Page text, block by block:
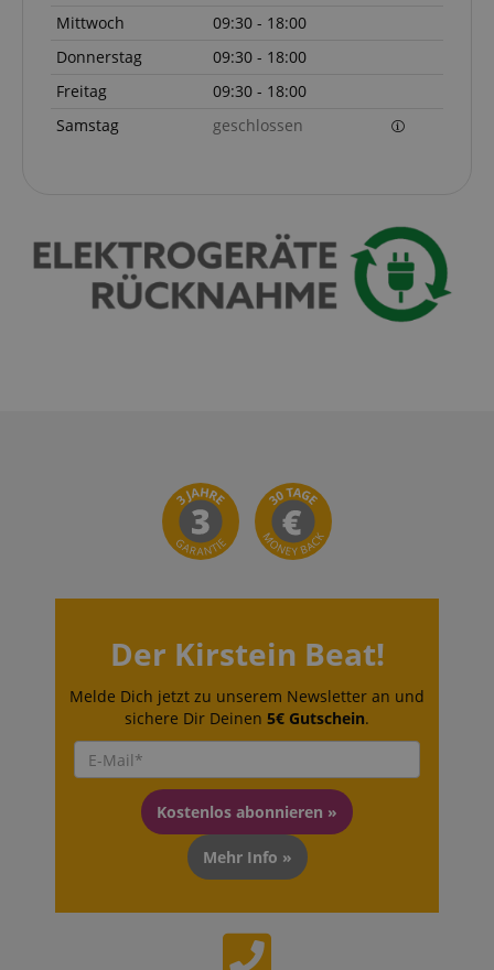
Mittwoch
09:30 - 18:00
Donnerstag
09:30 - 18:00
Freitag
09:30 - 18:00
Samstag
geschlossen
Der Kirstein Beat!
Melde Dich jetzt zu unserem Newsletter an und
sichere Dir Deinen 5€ Gutschein.
Kostenlos abonnieren »
Mehr Info »
Cookie
Anbieter /
Laufzeit
zoovu-
www.kirstein.at
1
user (what
answers were
clicked, on
which page
he was the
last time,